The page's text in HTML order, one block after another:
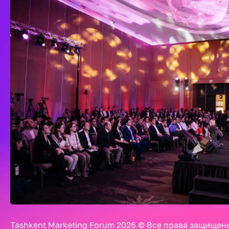
Tashkent Marketing Forum 2026 © Все права